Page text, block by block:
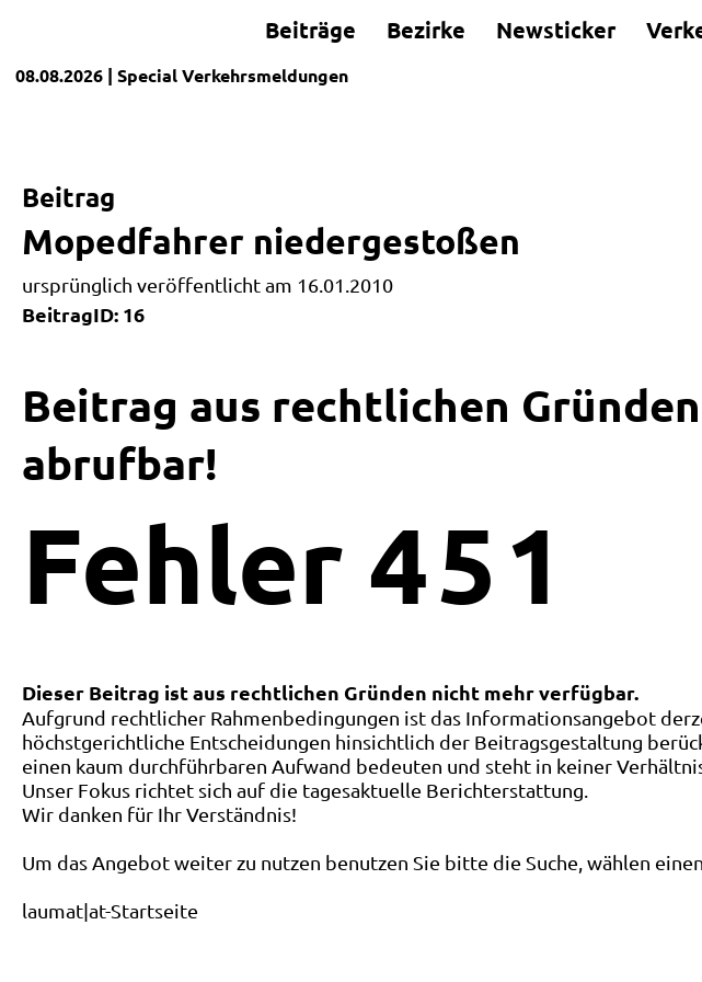
Beiträge Bezirke Newsticker
08.08.2026 | SpecialVerkehrsmeldungen
Beitrag
Mopedfahrer niedergestoßen
ursprünglich veröffentlicht am 16.01.2010
BeitragID: 16
Beitrag aus rechtlichen
abrufbar!
Fehler 4 5 1
Dieser Beitrag ist aus rechtlichen Gründen nicht mehr verfügbar.
Aufgrund rechtlicher Rahmenbedingungen ist das Informationsangebot
höchstgerichtliche Entscheidungen hinsichtlich der Beitragsgestaltung
einen kaum durchführbaren Aufwand bedeuten und steht in keiner
Unser Fokus richtet sich auf die tagesaktuelle Berichterstattung.
Wir danken für Ihr Verständnis!
Um das Angebot weiter zu nutzen benutzen Sie bitte die Suche, wählen
laumat|at-Startseite